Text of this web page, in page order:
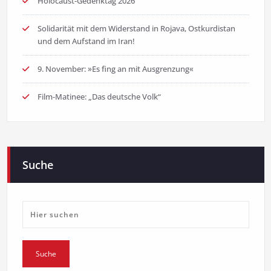
Solidarität mit dem Widerstand in Rojava, Ostkurdistan
und dem Aufstand im Iran!
9. November: »Es fing an mit Ausgrenzung«
Film-Matinee: „Das deutsche Volk“
Suche